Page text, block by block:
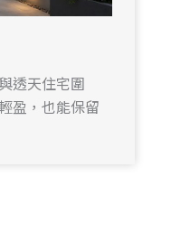
透天住宅圍
盈，也能保留